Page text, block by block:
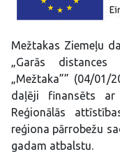
Mežtakas Ziemeļu
„Garās distances
„Mežtaka”” (04/
daļēji finansēts ar
Reģionālās
reģiona pārrobežu
gadam atbalstu.